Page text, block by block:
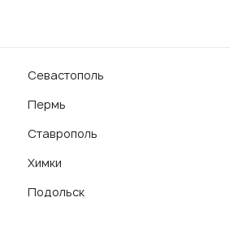
Севастополь
Пермь
Ставрополь
Химки
Подольск